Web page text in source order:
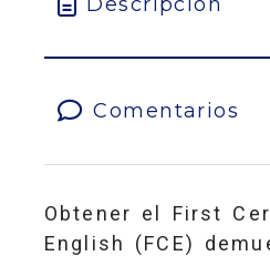
Comentarios
Obtener el First
English (FCE)